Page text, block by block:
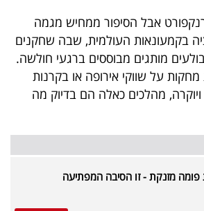
אבל הסיפור ממחיש מגמה
בקמעונאות העולמית, שבה שחקנים
מותגים מבוססים ברגעי חולשה.
על שווקי אירופה או בקרנות
מהלכים כאלה הם בדיוק מה
פומה מזנקת - זו הסיבה המפתיעה